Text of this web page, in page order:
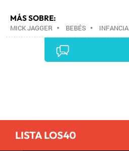
MÁS SOBRE:
MICK JAGGER • BEBÉS • INFANCIA
LISTA LOS40